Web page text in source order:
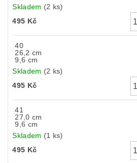
Skladem (2 ks)
495 Kč
40
26,2 cm
9,6 cm
Skladem (2 ks)
495 Kč
41
27,0 cm
9,6 cm
Skladem (1 ks)
495 Kč